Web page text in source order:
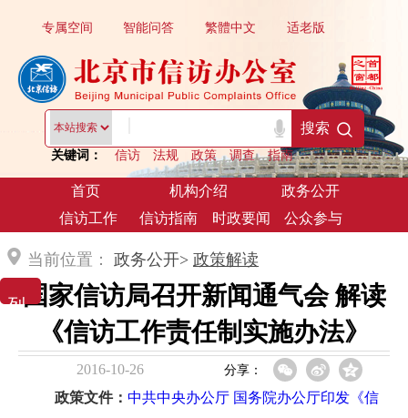
关键词： 信访 法规 政策 调查 指南
搜索
繁體中文
专属空间 适老版
智能问答
首页 机构介绍
政务公开
信访工作
信访指南 时政要闻 公众参与
当前位置： 政务公开> 政策解读
国家信访局召开新闻通气会 解读
《信访工作责任制实施办法》
2016-10-26 分享：
政策文件：中共中央办公厅 国务院办公厅印发《信